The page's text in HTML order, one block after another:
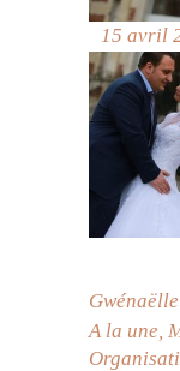
15 avril
Gwénaëlle
A la une,